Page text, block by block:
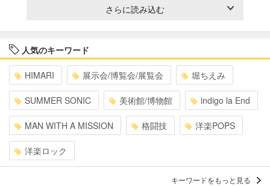
さらに読み込む
人気のキーワード
HIMARI 展示会/博覧会/展覧会 堀ちえみ
SUMMER SONIC 美術館/博物館 indigo la End
MAN WITH A MISSION 格闘技 洋楽POPS
洋楽ロック
キーワードをもっと見る